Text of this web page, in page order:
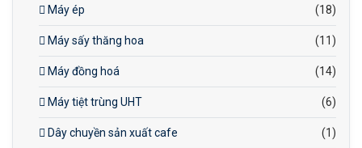
Máy ép (18)
Máy sấy thăng hoa (11)
Máy đồng hoá (14)
Máy tiệt trùng UHT (6)
Dây chuyền sản xuất cafe (1)